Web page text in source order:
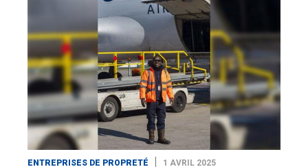
ENTREPRISES DE PROPRETÉ 1 AVRIL 2025